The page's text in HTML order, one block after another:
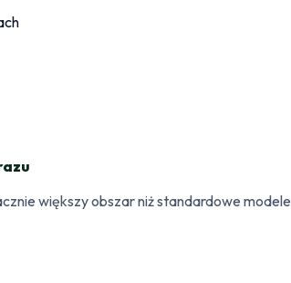
większy obszar niż standardowe